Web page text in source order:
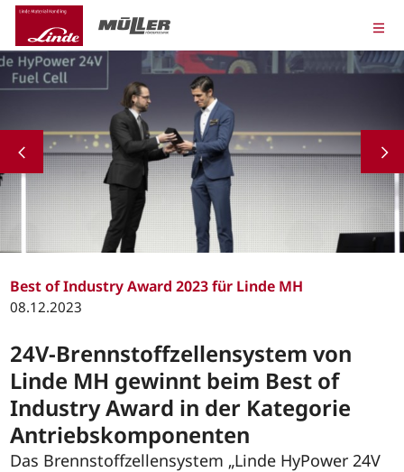
Best of Industry Award 2023 für Linde MH
08.12.2023
24V-Brennstoffzellensystem von
Linde MH gewinnt beim Best of
Industry Award in der Kategorie
Antriebskomponenten
Das Brennstoffzellensystem „Linde HyPower 24V